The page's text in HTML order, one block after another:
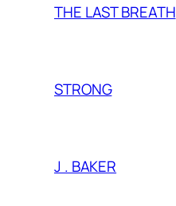
THE LAST BREATH
STRONG
J . BAKER